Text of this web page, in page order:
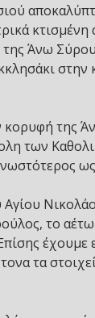
κτισμένη
Άνω
κορυφή της
των
το
έχουμε
τα